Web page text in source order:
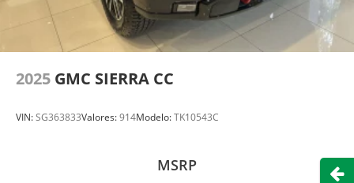
2025 GMC SIERRA CC
VIN:SG363833Valores:914Modelo:TK10543C
MSRP